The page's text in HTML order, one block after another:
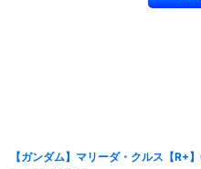
【ガンダム】マリーダ・クルス【R+